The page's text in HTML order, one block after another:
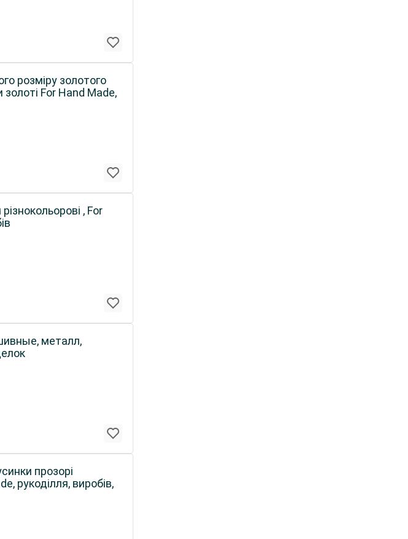
розміру золотого
золоті For Hand Made,
, For
металл,
прозорі
рукоділля, виробів,